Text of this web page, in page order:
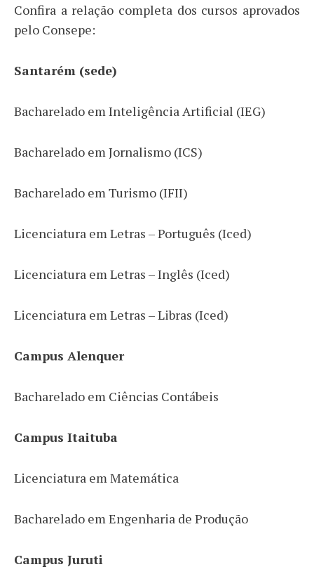
Confira a relação completa dos cursos aprovados
pelo Consepe:
Santarém (sede)
Bacharelado em Inteligência Artificial (IEG)
Bacharelado em Jornalismo (ICS)
Bacharelado em Turismo (IFII)
Licenciatura em Letras – Português (Iced)
Licenciatura em Letras – Inglês (Iced)
Licenciatura em Letras – Libras (Iced)
Campus Alenquer
Bacharelado em Ciências Contábeis
Campus Itaituba
Licenciatura em Matemática
Bacharelado em Engenharia de Produção
Campus Juruti